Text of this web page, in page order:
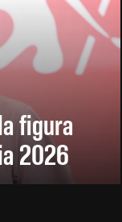
figura
2026